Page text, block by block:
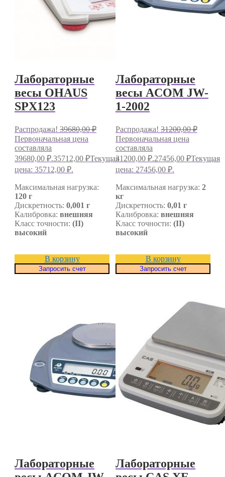
Лабораторные
весы OHAUS
SPX123
Распродажа! 39680,00₽
Первоначальная цена
составляла
39680,00 ₽.35712,00 ₽Текущая
цена: 35712,00 ₽.
Максимальная нагрузка:
120 г
Дискретность: 0,001 г
Калибровка: внешняя
Класс точности: (II)
высокий
В корзину
Запросить счет
Лабораторные
весы ACOM JW-
1-2002
Распродажа! 31200,00₽
Первоначальная цена
составляла
31200,00 ₽.27456,00 ₽Текущая
цена: 27456,00 ₽.
Максимальная нагрузка: 2
кг
Дискретность: 0,01 г
Калибровка: внешняя
Класс точности: (II)
высокий
В корзину
Запросить счет
Лабораторные
Лабораторные